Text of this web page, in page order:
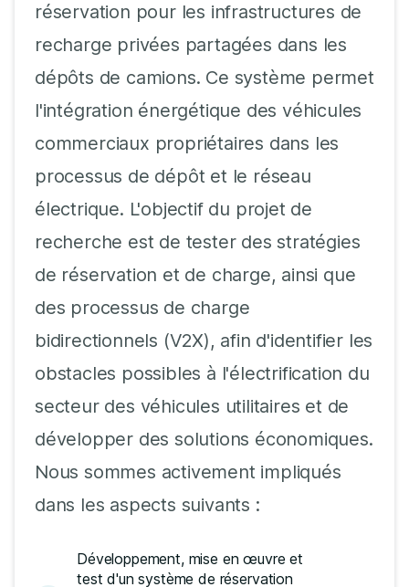
réservation pour les infrastructures de
recharge privées partagées dans les
dépôts de camions. Ce système permet
l'intégration énergétique des véhicules
commerciaux propriétaires dans les
processus de dépôt et le réseau
électrique. L'objectif du projet de
recherche est de tester des stratégies
de réservation et de charge, ainsi que
des processus de charge
bidirectionnels (V2X), afin d'identifier les
obstacles possibles à l'électrification du
secteur des véhicules utilitaires et de
développer des solutions économiques.
Nous sommes activement impliqués
dans les aspects suivants :
Développement, mise en œuvre et
test d'un système de réservation